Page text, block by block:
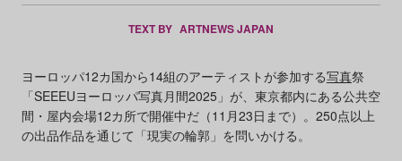
TEXT BY ARTNEWS JAPAN
ヨーロッパ12カ国から14組のアーティストが参加する写真祭
「SEEEUヨーロッパ写真月間2025」が、東京都内にある公共空
間・屋内会場12カ所で開催中だ（11月23日まで）。250点以上
の出品作品を通じて「現実の輪郭」を問いかける。